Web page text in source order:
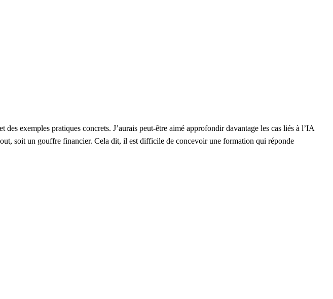
exemples pratiques concrets. J’aurais peut-être aimé approfondir davantage les cas liés à l’IA
soit un gouffre financier. Cela dit, il est difficile de concevoir une formation qui réponde